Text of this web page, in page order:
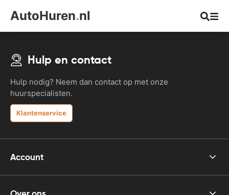
AutoHuren.nl
Hulp en contact
Hulp nodig? Neem dan contact op met onze
huurspecialisten.
Klantenservice
Account